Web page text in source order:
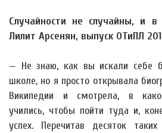
Случайности не случайны, и
Лилит Арсенян, выпуск ОТиПЛ
— Не знаю, как вы искали себе
школе, но я просто открывала
Википедии и смотрела, в
учились, чтобы пойти туда и,
успех. Перечитав десяток